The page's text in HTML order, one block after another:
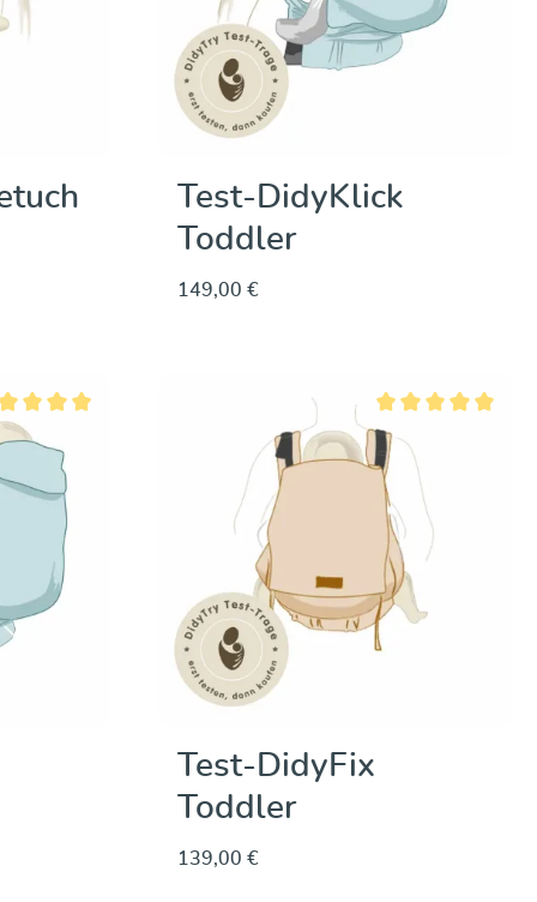
Test-DidyKlick
Toddler
149,00 €
Bewertung von 5 von 5 Sternen Durchschnittliche
Test-DidyFix
Toddler
139,00 €